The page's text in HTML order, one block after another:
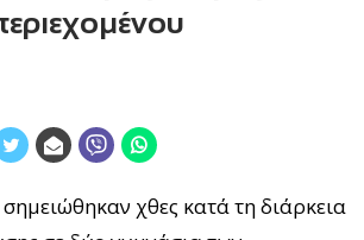
χθες κατά τη διάρκεια